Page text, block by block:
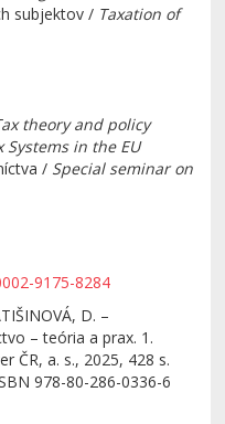
subjektov / Taxation of
theory and policy
Systems in the EU
/ Special seminar on
9175-8284
D. –
– teória a prax. 1.
ČR, a. s., 2025, 428 s.
978-80-286-0336-6